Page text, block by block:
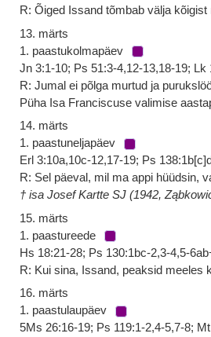
R: Õiged Issand tõmbab välja
13. märts
1. paastukolmapäev
Jn 3:1-10; Ps 51:3-4,12-13,18-19; Lk
R: Jumal ei põlga murtud ja
Püha Isa Franciscuse valimise
14. märts
1. paastuneljapäev
Erl 3:10a,10c-12,17-19; Ps
R: Sel päeval, mil ma appi hüüdsin,
† isa Josef Kartte SJ (1942,
15. märts
1. paastureede
Hs 18:21-28; Ps 130:1bc-2,3-4,5-
R: Kui sina, Issand, peaksid meeles
16. märts
1. paastulaupäev
5Ms 26:16-19; Ps 119:1-2,4-5,7-8;